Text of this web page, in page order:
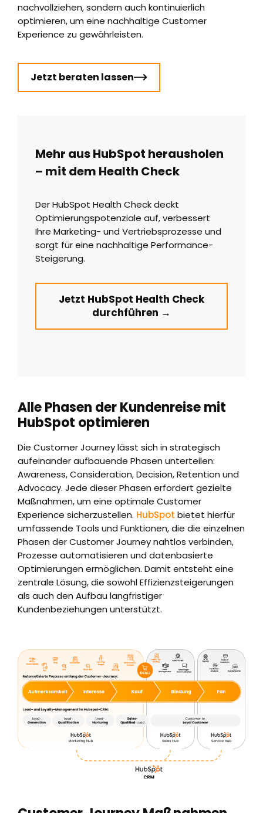
nachvollziehen, sondern auch kontinuierlich
optimieren, um eine nachhaltige Customer
Experience zu gewährleisten.
Jetzt beraten lassen
Mehr aus HubSpot herausholen
– mit dem Health Check
Der HubSpot Health Check deckt
Optimierungspotenziale auf, verbessert
Ihre Marketing- und Vertriebsprozesse und
sorgt für eine nachhaltige Performance-
Steigerung.
Jetzt HubSpot Health Check
durchführen →
Alle Phasen der Kundenreise mit
HubSpot optimieren
Die Customer Journey lässt sich in strategisch
aufeinander aufbauende Phasen unterteilen:
Awareness, Consideration, Decision, Retention und
Advocacy. Jede dieser Phasen erfordert gezielte
Maßnahmen, um eine optimale Customer
Experience sicherzustellen. HubSpot bietet hierfür
umfassende Tools und Funktionen, die die einzelnen
Phasen der Customer Journey nahtlos verbinden,
Prozesse automatisieren und datenbasierte
Optimierungen ermöglichen. Damit entsteht eine
zentrale Lösung, die sowohl Effizienzsteigerungen
als auch den Aufbau langfristiger
Kundenbeziehungen unterstützt.